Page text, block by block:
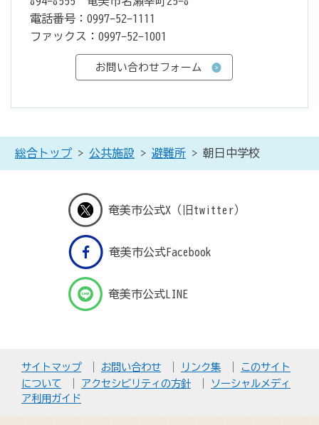
電話番号：0997-52-1111
ファックス：0997-52-1001
総合トップ > 公共施設 > 避難所 > 朝日中学校
奄美市公式X（旧twitter）
奄美市公式Facebook
奄美市公式LINE
サイトマップ お問い合わせ リンク集
このサイト
について
アクセシビリティの方針
ソーシャルメディ
ア利用ガイド